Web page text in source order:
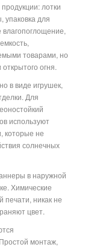
лотки
упаковка для
товарами, но
огня.
в виде игрушек,
Для
используют
которые не
солнечных
в наружной
Химические
никак не
цвет.
монтаж,